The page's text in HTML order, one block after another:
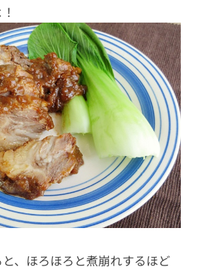
、ほろほろと煮崩れするほど